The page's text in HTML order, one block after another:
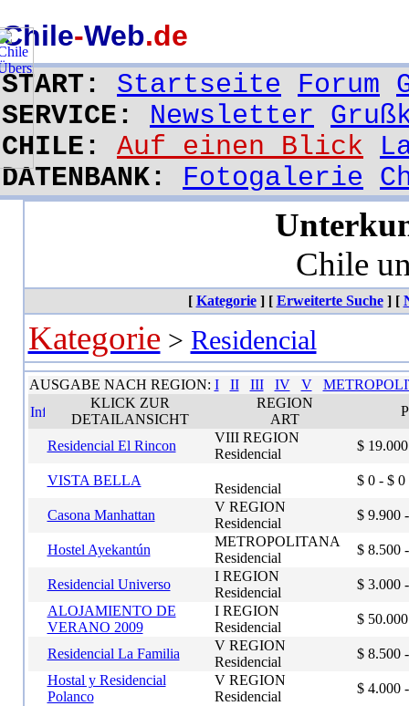
Chile-Web.de
START: Startseite Forum
SERVICE: Newsletter
CHILE: Auf einen Blick
DATENBANK: Fotogalerie
Chile
[ Kategorie][ Erweiterte Suche][
Kategorie> Residencial
AUSGABE NACH REGION: I II III IV V
KLICK ZUR
DETAILANSICHT
REGION
ART
Residencial El Rincon
VIII REGION
Residencial
$
VISTA BELLA
Residencial
$ 0 - $ 0
Casona Manhattan
V REGION
Residencial
$ 9.900
Hostel Ayekantún
METROPOLITANA
Residencial
$ 8.500
Residencial Universo
I REGION
Residencial
$ 3.000
ALOJAMIENTO DE
VERANO 2009
I REGION
Residencial
$
Residencial La Familia
V REGION
Residencial
$ 8.500
Hostal y Residencial
Polanco
V REGION
Residencial
$ 4.000